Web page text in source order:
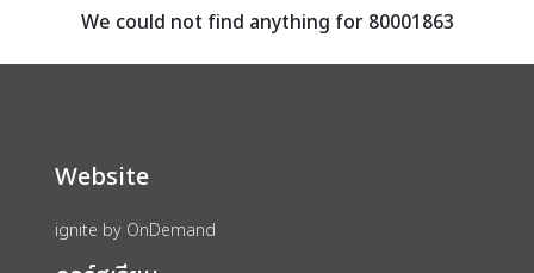
assignment ลงทะเบียน
We could not find anything for 80001863
Website
ignite by OnDemand